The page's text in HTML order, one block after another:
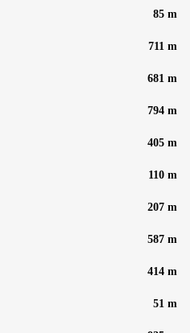
85 m
711 m
681 m
794 m
405 m
110 m
207 m
587 m
414 m
51 m